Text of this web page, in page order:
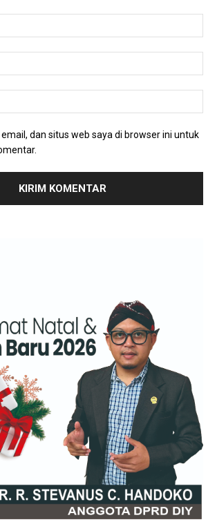
dan situs web saya di browser ini untuk